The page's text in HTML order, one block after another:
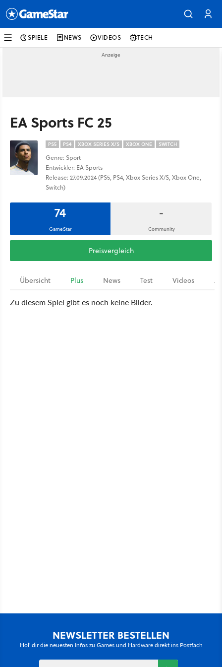
SPIELE NEWS VIDEOS TECH
EA Sports FC 25
PS5 PS4 XBOX SERIES X/S XBOX ONE SWITCH
Genre: Sport
Entwickler: EA Sports
Release: 27.09.2024 (PS5, PS4, Xbox Series X/S, Xbox One,
Switch)
74
GameStar
-
Community
Preisvergleich
Übersicht Plus News Test Videos
Zu diesem Spiel gibt es noch keine Bilder.
NEWSLETTER BESTELLEN
Hol' dir die neuesten Infos zu Games und Hardware direkt ins Postfach